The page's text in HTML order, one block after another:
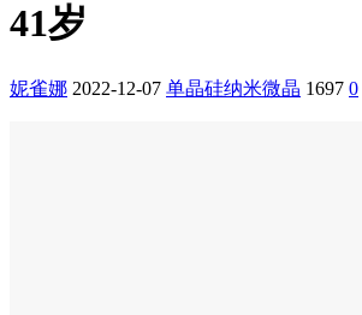
41岁
妮雀娜 2022-12-07 单晶硅纳米微晶 1697 0